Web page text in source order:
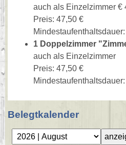
auch als Einzelzimmer €
Preis: 47,50 €
Mindestaufenthaltsdauer:
1 Doppelzimmer
auch als Einzelzimmer
Preis: 47,50 €
Mindestaufenthaltsdauer:
Belegtkalender